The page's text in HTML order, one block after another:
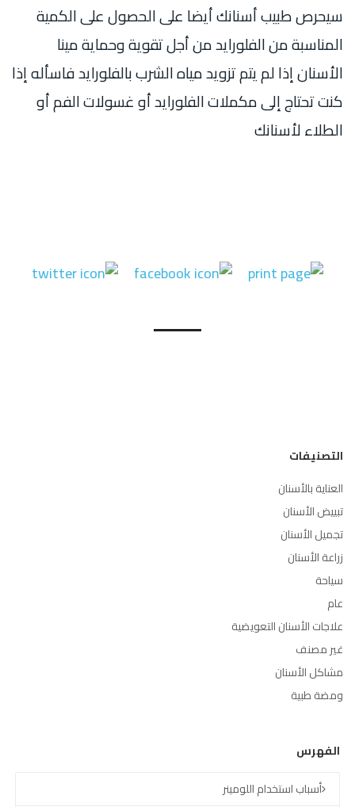
سيحرص طبيب أسنانك أيضا على الحصول على الكمية
المناسبة من الفلورايد من أجل تقوية وحماية مينا
الأسنان إذا لم يتم تزويد مياه الشرب بالفلورايد فاسأله إذا
كنت تحتاج إلى مكملات الفلورايد أو غسولات الفم أو
الطلاء لأسنانك
التصنيفات
العناية بالأسنان
تبييض الأسنان
تجميل الأسنان
زراعة الأسنان
سياحة
عام
علاجات الأسنان التعويضية
غير مصنف
مشاكل الأسنان
ومضة طبية
الفهرس
أسباب استخدام اللومينر